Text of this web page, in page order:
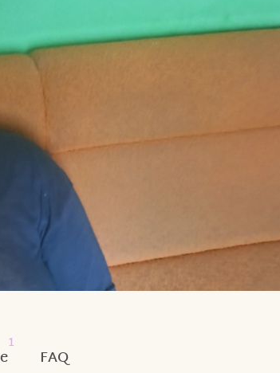
1
FAQ